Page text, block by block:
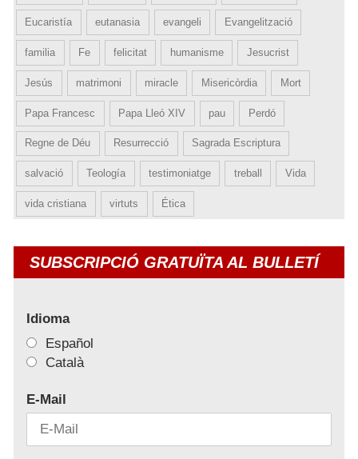
Eucaristía eutanasia evangeli Evangelització
familia Fe felicitat humanisme Jesucrist
Jesús matrimoni miracle Misericòrdia Mort
Papa Francesc Papa Lleó XIV pau Perdó
Regne de Déu Resurrecció Sagrada Escriptura
salvació Teología testimoniatge treball Vida
vida cristiana virtuts Ética
SUBSCRIPCIÓ GRATUÏTA AL BULLETÍ
Idioma
Español
Català
E-Mail